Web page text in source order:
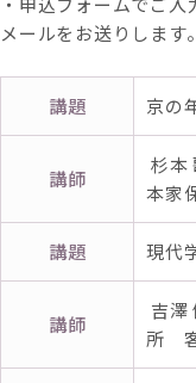
メールをお送りします。
講題 京の
講師
杉本
本家
講題 現代
講師
吉澤
所 客